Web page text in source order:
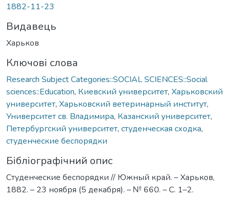
1882-11-23
Видавець
Харьков
Ключові слова
Research Subject Categories::SOCIAL SCIENCES::Social
sciences::Education, Киевский университет, Харьковский
университет, Харьковский ветеринарный институт,
Университет св. Владимира, Казанский университет,
Петербургский университет, студенческая сходка,
студенческие беспорядки
Бібліографічний опис
Студенческие беспорядки // Южный край. – Харьков,
1882. – 23 ноября (5 декабря). – № 660. – С. 1–2.